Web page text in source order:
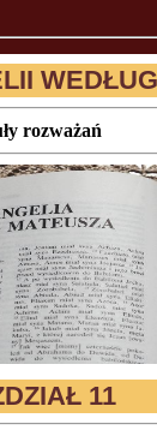
rozważań
11